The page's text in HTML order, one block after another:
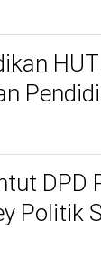
DPD
Politik